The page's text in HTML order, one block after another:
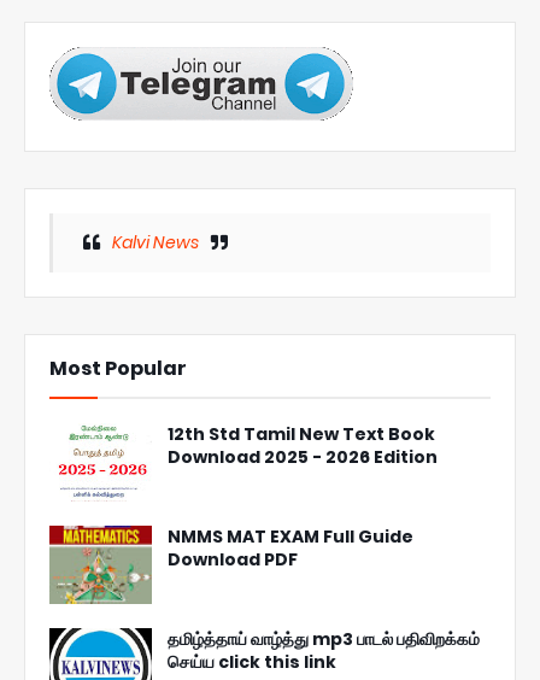
Kalvi News
Most Popular
12th Std Tamil New Text Book
Download 2025 - 2026 Edition
NMMS MAT EXAM Full Guide
Download PDF
தமிழ்த்தாய் வாழ்த்து mp3 பாடல் பதிவிறக்கம்
செய்ய click this link